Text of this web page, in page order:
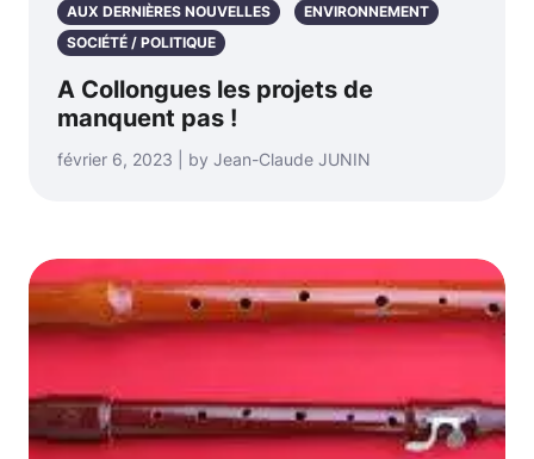
AUX DERNIÈRES NOUVELLES
ENVIRONNEMENT
SOCIÉTÉ / POLITIQUE
A Collongues les projets de
manquent pas !
février 6, 2023 | by Jean-Claude JUNIN